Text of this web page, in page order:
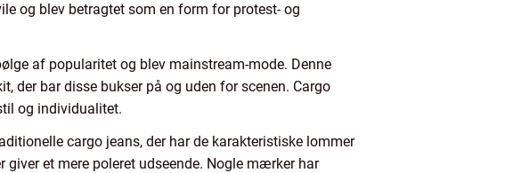
og blev betragtet som en form for protest- og
af popularitet og blev mainstream-mode. Denne
der bar disse bukser på og uden for scenen. Cargo
og individualitet.
cargo jeans, der har de karakteristiske lommer
giver et mere poleret udseende. Nogle mærker har